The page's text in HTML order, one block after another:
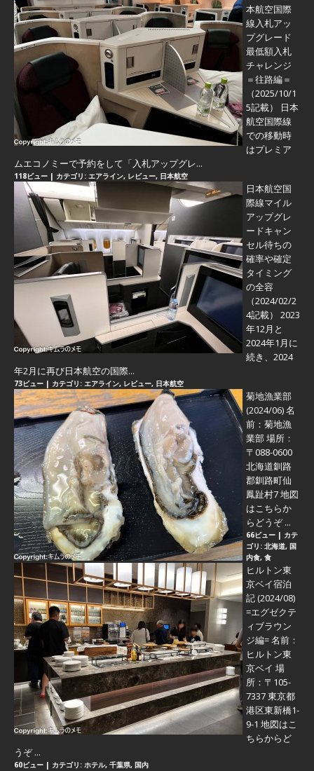
本航空国際
線入札アッ
プグレード
最低額入札
チャレンジ
＝往路編＝
（2025/10/1
5記載） 日本
航空国際線
での移動時
はプレミア
ムエコノミーで予約をして「入札アップグレ...
118ビュー | カテゴリ: エアライン, レビュー, 日本航空
日本航空国
際線マイル
アップグレ
ードキャン
セル待ちの
確率や確定
タイミング
の全容
（2024/02/2
4記載） 2023
年12月と
2024年1月に
続き、2024
年2月に再び日本航空の国際...
73ビュー | カテゴリ: エアライン, レビュー, 日本航空
菊地漁業部
(2024/06)名
前：菊地漁
業部 場所：
〒088-0600
北海道釧路
郡釧路町仙
鳳趾村7 地図
はこちらか
らどうぞ ...
66ビュー | カテ
ゴリ: 北海道, 国
内食, 食
ヒルトン東
京ベイ宿泊
記 (2024/08)
=エグゼクテ
ィブラウン
ジ編=名前：
ヒルトン東
京ベイ 場
所：〒105-
7337 東京都
港区東新橋1-
9-1 地図はこ
ちらからど
うぞ ...
60ビュー | カテゴリ: ホテル, 千葉県, 国内